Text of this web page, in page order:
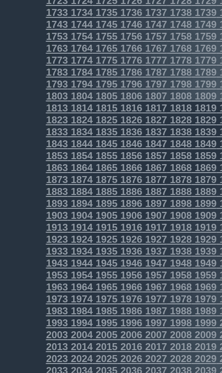
17331734173517361737 17381739
17431744174517461747 17481749
17531754175517561757 17581759
17631764176517661767 17681769
17731774177517761777 17781779
17831784178517861787 17881789
17931794179517961797 17981799
18031804180518061807 18081809
1813181418151816181718181819
1823182418251826182718281829
1833183418351836183718381839
1843184418451846184718481849
1853185418551856185718581859
1863186418651866186718681869
1873187418751876187718781879
1883188418851886188718881889
1893189418951896189718981899
1903190419051906190719081909
1913191419151916191719181919
1923192419251926192719281929
1933193419351936193719381939
1943194419451946194719481949
1953195419551956195719581959
1963196419651966196719681969
19731974197519761977 19781979
19831984198519861987 19881989
19931994199519961997 19981999
20032004200520062007 20082009
20132014201520162017 20182019
2023202420252026202720282029
20332034203520362037 20382039